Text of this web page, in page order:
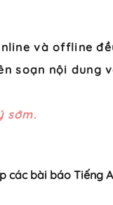
và offline
soạn nội dung
sớm.
các bài báo Tiếng